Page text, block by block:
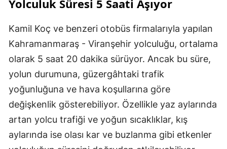
Yolculuk Süresi 5 Saati Aşıyor
Kamil Koç ve benzeri otobüs firmalarıyla yapılan
Kahramanmaraş - Viranşehir yolculuğu, ortalama
olarak 5 saat 20 dakika sürüyor. Ancak bu süre,
yolun durumuna, güzergâhtaki trafik
yoğunluğuna ve hava koşullarına göre
değişkenlik gösterebiliyor. Özellikle yaz aylarında
artan yolcu trafiği ve yoğun sıcaklıklar, kış
aylarında ise olası kar ve buzlanma gibi etkenler